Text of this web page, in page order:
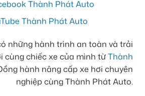
Thành Phát Auto
Thành Phát Auto
những hành trình an toàn và trải
cùng chiếc xe của mình từThành
hành nâng cấp xe hơi chuyên
nghiệp cùng Thành Phát Auto.